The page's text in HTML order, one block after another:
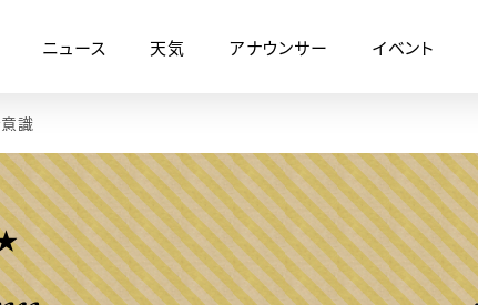
ニュース 天気 アナウンサー イベント
識